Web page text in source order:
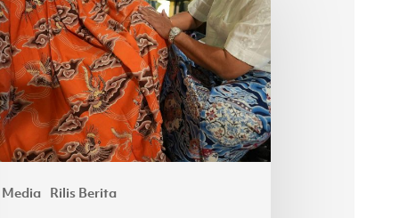
Media Rilis Berita